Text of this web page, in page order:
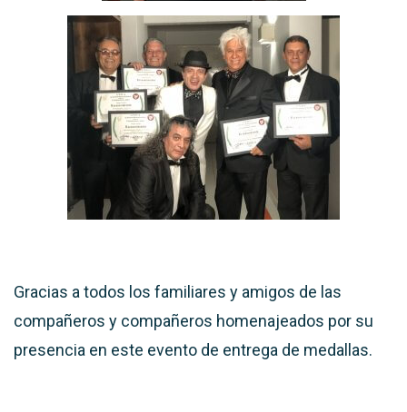
Gracias a todos los familiares y amigos de las
compañeros y compañeros homenajeados por su
presencia en este evento de entrega de medallas.